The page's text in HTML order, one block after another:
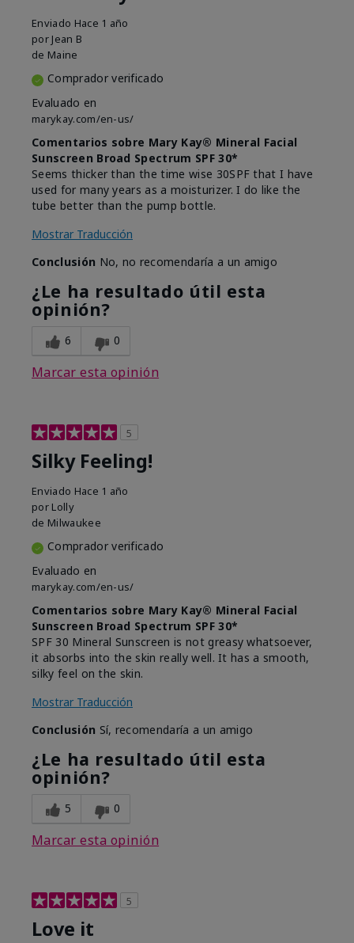
Enviado Hace 1 año
por Jean B
de Maine
Comprador verificado
Evaluado en
marykay.com/en-us/
Comentarios sobre Mary Kay® Mineral Facial
Sunscreen Broad Spectrum SPF 30*
Seems thicker than the time wise 30SPF that I have
used for many years as a moisturizer. I do like the
tube better than the pump bottle.
Mostrar Traducción
Conclusión No, no recomendaría a un amigo
¿Le ha resultado útil esta
opinión?
6 0
Marcar esta opinión
5
Silky Feeling!
Enviado Hace 1 año
por Lolly
de Milwaukee
Comprador verificado
Evaluado en
marykay.com/en-us/
Comentarios sobre Mary Kay® Mineral Facial
Sunscreen Broad Spectrum SPF 30*
SPF 30 Mineral Sunscreen is not greasy whatsoever,
it absorbs into the skin really well. It has a smooth,
silky feel on the skin.
Mostrar Traducción
Conclusión Sí, recomendaría a un amigo
¿Le ha resultado útil esta
opinión?
5 0
Marcar esta opinión
5
Love it